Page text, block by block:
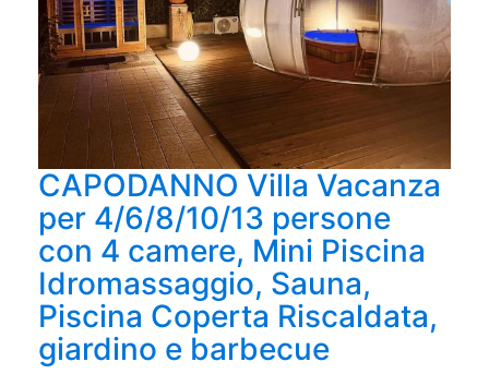
CAPODANNO Villa Vacanza
per 4/6/8/10/13 persone
con 4 camere, Mini Piscina
Idromassaggio, Sauna,
Piscina Coperta Riscaldata,
giardino e barbecue